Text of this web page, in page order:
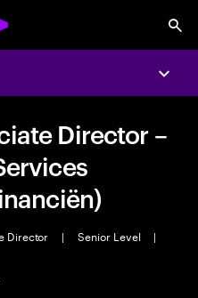
Director –
Director | Senior Level
|